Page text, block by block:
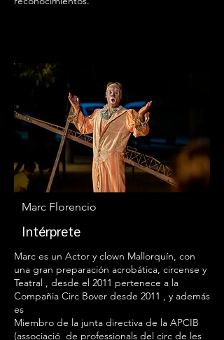
Marc Florencio
Intérprete
Marc es un Actor y clown Mallorquín, con
una gran preparación acrobática, circense y
Teatral , desde el 2011 pertenece a la
Compañia Circ Bover desde 2011 , y además
es
Miembro de la junta directiva de la APCIB
(associació de professionals del circ de les